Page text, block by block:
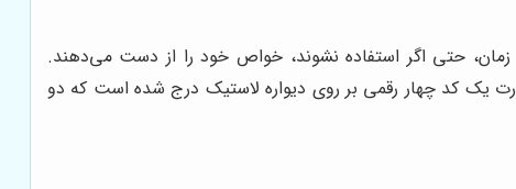
حتی اگر استفاده نشوند، خواص خود را از دست می‌دهند.
یک کد چهار رقمی بر روی دیواره لاستیک درج شده است که دو